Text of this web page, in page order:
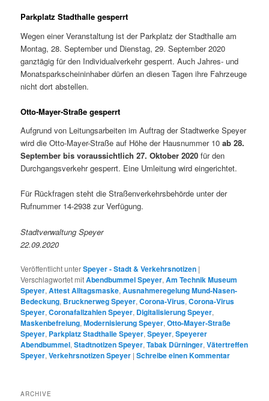
Parkplatz Stadthalle gesperrt
Wegen einer Veranstaltung ist der Parkplatz der Stadthalle am
Montag, 28. September und Dienstag, 29. September 2020
ganztägig für den Individualverkehr gesperrt. Auch Jahres- und
Monatsparkscheininhaber dürfen an diesen Tagen ihre Fahrzeuge
nicht dort abstellen.
Otto-Mayer-Straße gesperrt
Aufgrund von Leitungsarbeiten im Auftrag der Stadtwerke Speyer
wird die Otto-Mayer-Straße auf Höhe der Hausnummer 10ab 28.
September bis voraussichtlich 27. Oktober 2020 für den
Durchgangsverkehr gesperrt. Eine Umleitung wird eingerichtet.
Für Rückfragen steht die Straßenverkehrsbehörde unter der
Rufnummer 14-2938 zur Verfügung.
Stadtverwaltung Speyer
22.09.2020
Veröffentlicht unterSpeyer - Stadt & Verkehrsnotizen |
Verschlagwortet mitAbendbummel Speyer,Am Technik Museum
Speyer,Attest Alltagsmaske,Ausnahmeregelung Mund-Nasen-
Bedeckung, Brucknerweg Speyer,Corona-Virus,Corona-Virus
Speyer,Coronafallzahlen Speyer, Digitalisierung Speyer,
Maskenbefreiung,Modernisierung Speyer,Otto-Mayer-Straße
Speyer, Parkplatz Stadthalle Speyer,Speyer,Speyerer
Abendbummel,Stadtnotizen Speyer,Tabak Dürninger,Vätertreffen
Speyer,Verkehrsnotizen Speyer |Schreibe einen Kommentar
ARCHIVE